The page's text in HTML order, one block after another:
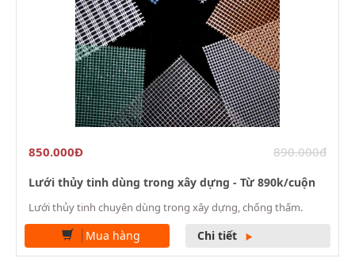
850.000Đ 890.000đ
Lưới thủy tinh dùng trong xây dựng - Từ 890k/cuộn
Lưới thủy tinh chuyên dùng trong xây dựng, chống thấm.
Mua hàng Chi tiết